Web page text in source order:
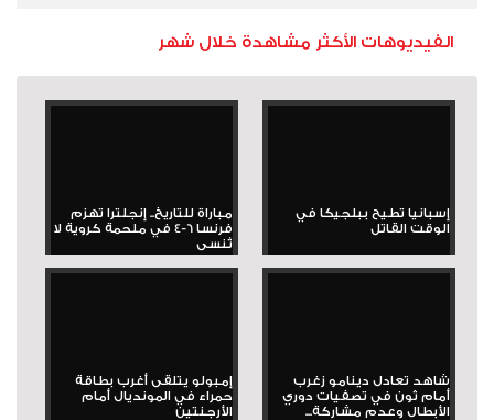
الفيديوهات الأكثر مشاهدة خلال شهر
إسبانيا تطيح ببلجيكا في
الوقت القاتل
مباراة للتاريخ.. إنجلترا تهزم
فرنسا 6-4 في ملحمة كروية لا
تُنسى
شاهد تعادل دينامو زغرب
أمام ثون في تصفيات دوري
الأبطال وعدم مشاركة...
إمبولو يتلقى أغرب بطاقة
حمراء في المونديال أمام
الأرجنتين